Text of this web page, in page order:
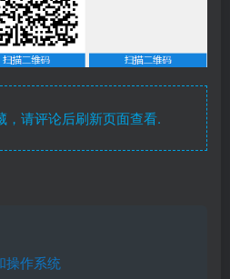
请评论后刷新页面查看.
操作系统